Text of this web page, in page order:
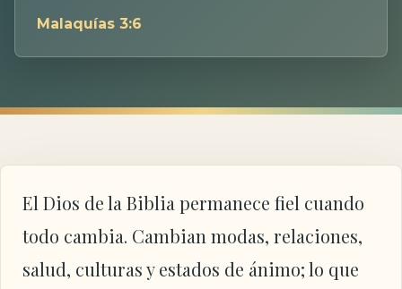
Malaquías 3:6
El Dios de la Biblia permanece fiel cuando
todo cambia. Cambian modas, relaciones,
salud, culturas y estados de ánimo; lo que